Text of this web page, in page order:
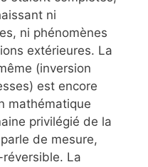
ni
ni phénomènes
extérieures. La
(inversion
est encore
mathématique
privilégié de la
de mesure,
La